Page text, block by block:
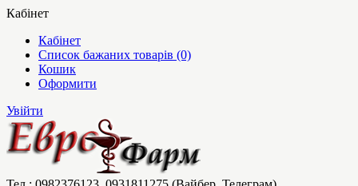
Кабінет
Кабінет
Список бажаних товарів (0)
Кошик
Оформити
Увійти